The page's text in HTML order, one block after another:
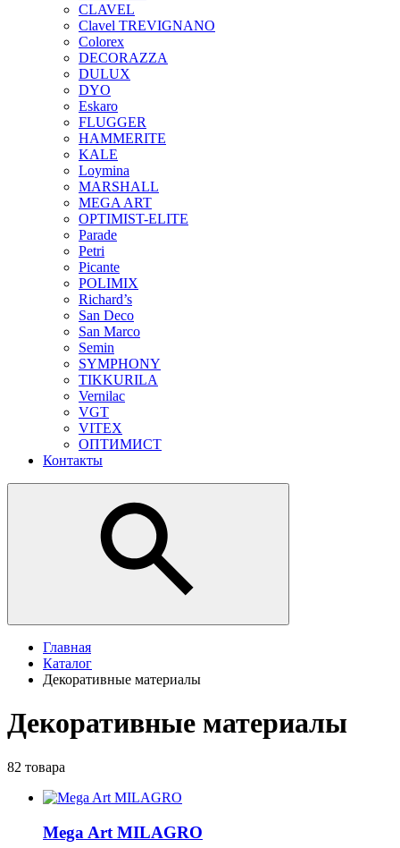
CLAVEL
Clavel TREVIGNANO
Colorex
DECORAZZA
DULUX
DYO
Eskaro
FLUGGER
HAMMERITE
KALE
Loymina
MARSHALL
MEGA ART
OPTIMIST-ELITE
Parade
Petri
Picante
POLIMIX
Richard’s
San Deco
San Marco
Semin
SYMPHONY
TIKKURILA
Vernilac
VGT
VITEX
ОПТИМИСТ
Контакты
Главная
Каталог
Декоративные материалы
Декоративные материалы
82 товара
Mega Art MILAGRO